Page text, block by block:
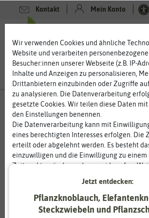
Kontakt Mein Konto
Wir verwenden Cookies und ähnliche
Website und verarbeiten
Besucher:innen unserer Webseite (z.B. IP-
Inhalte und Anzeigen zu personalisieren,
Drittanbietern einzubinden oder Zugriffe
zu analysieren. Die Datenverarbeitung
gesetzte Cookies. Wir teilen diese Daten
den Einstellungen benennen.
Die Datenverarbeitung kann mit
eines berechtigten Interesses erfolgen. Die
erteilt oder abgelehnt werden. Es besteht
einzuwilligen und die Einwilligung zu einem
Zeitpunkt zu ändern oder zu widerrufen.
den Diensten erklären wir in unserer
Essenziell Statistik
Jetzt entdecken:
Pflanzknoblauch,
Steckzwiebeln und